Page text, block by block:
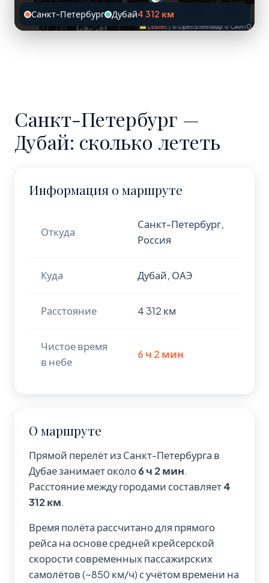
Leaflet | © OpenStreetMap © CARTO
Санкт-Петербург Дубай4 312 км
Санкт-Петербург —
Дубай: сколько лететь
Информация о маршруте
Откуда
Санкт-Петербург,
Россия
Куда Дубай, ОАЭ
Расстояние 4 312 км
Чистое время
в небе
6 ч 2 мин
О маршруте
Прямой перелёт из Санкт-Петербурга в
Дубае занимает около6 ч 2 мин.
Расстояние между городами составляет4
312 км.
Время полёта рассчитано для прямого
рейса на основе средней крейсерской
скорости современных пассажирских
самолётов (~850 км/ч) с учётом времени на